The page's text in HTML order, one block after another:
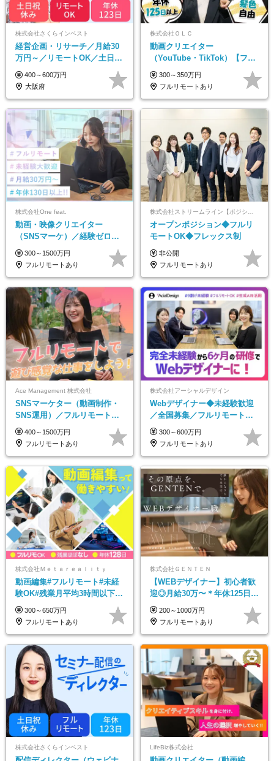
株式会社さくらインベスト
経営企画・リサーチ／月給30
万円～／リモートOK／土日祝
休み／生成AIを活用できる方
歓迎
400～600万円
大阪府
株式会社ＯＬＣ
動画クリエイター
（YouTube・TikTok）【フレ
ックス/フルリモ】未経験OK
｜Web研修1年間｜副業OK
300～350万円
フルリモートあり
株式会社One feat.
動画・映像クリエイター
（SNSマーケ）／経験ゼロか
ら一流へ／フルリモートOK／
月給30万円～／年休130日以上
300～1500万円
フルリモートあり
株式会社ストリームライン【ポジションマッチ登録】
オープンポジション◆フルリ
モートOK◆フレックス制
非公開
フルリモートあり
Ace Management 株式会社
SNSマーケター（動画制作・
SNS運用）／フルリモートOK
／未経験歓迎【モットーは…
遊び感覚で仕事をする♪】
400～1500万円
フルリモートあり
株式会社アーシャルデザイン
Webデザイナー◆未経験歓迎
／全国募集／フルリモート／
最大6ヵ月の実践型研修／月給
25万円以上
300～600万円
フルリモートあり
株式会社Ｍｅｔａｒｅａｌｉｔｙ
動画編集#フルリモート#未経
験OK#残業月平均3時間以下#
土日祝休み#年休128日
300～650万円
フルリモートあり
株式会社ＧＥＮＴＥＮ
【WEBデザイナー】初⼼者歓
迎◎⽉給30万〜＊年休125⽇＊
在宅OK＆研修あり＊フレック
ス
200～1000万円
フルリモートあり
株式会社さくらインベスト LifeBiz株式会社